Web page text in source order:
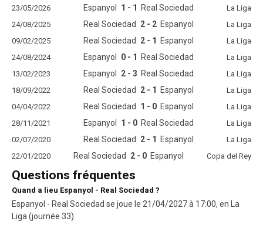
23/05/2026 Espanyol 1 - 1 Real Sociedad
La Liga
24/08/2025
Real Sociedad 2 - 2 Espanyol
La Liga
09/02/2025
Real Sociedad 2 - 1 Espanyol
La Liga
24/08/2024
Espanyol 0 - 1 Real Sociedad
La Liga
13/02/2023
Espanyol 2 - 3 Real Sociedad
La Liga
18/09/2022
Real Sociedad 2 - 1 Espanyol
La Liga
04/04/2022
Real Sociedad 1 - 0 Espanyol
La Liga
28/11/2021
Espanyol 1 - 0 Real Sociedad
La Liga
02/07/2020
Real Sociedad 2 - 1 Espanyol
La Liga
22/01/2020
Real Sociedad 2 - 0 Espanyol Copa del Rey
Questions fréquentes
Quand a lieu Espanyol - Real Sociedad ?
Espanyol - Real Sociedad se joue le 21/04/2027 à 17:00, en La
Liga (journée 33).